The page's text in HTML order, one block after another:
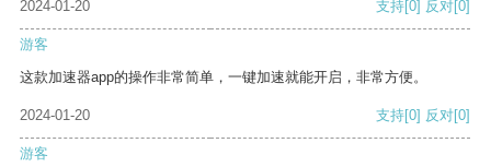
2024-01-20 支持[0] 反对[0]
游客
这款加速器app的操作非常简单，一键加速就能开启，非常方便。
2024-01-20 支持[0] 反对[0]
游客